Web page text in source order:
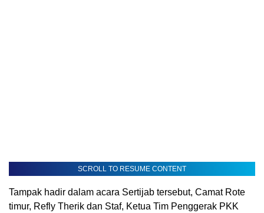
SCROLL TO RESUME CONTENT
Tampak hadir dalam acara Sertijab tersebut, Camat Rote
timur, Refly Therik dan Staf, Ketua Tim Penggerak PKK